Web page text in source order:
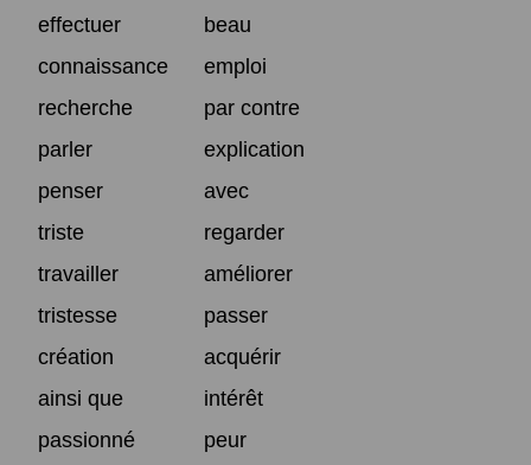
effectuer
beau
connaissance
emploi
recherche
par contre
parler
explication
penser
avec
triste
regarder
travailler
améliorer
tristesse
passer
création
acquérir
ainsi que
intérêt
passionné
peur